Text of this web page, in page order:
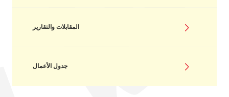
المقابلات والتقارير
جدول الأعمال